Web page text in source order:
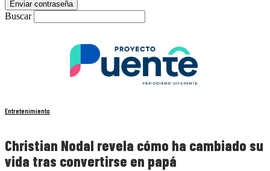
Buscar
Entretenimiento
Christian Nodal revela cómo ha cambiado su
vida tras convertirse en papá